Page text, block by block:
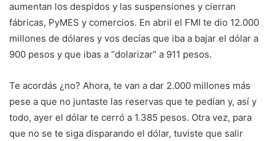
aumentan los despidos y las suspensiones y cierran
fábricas, PyMES y comercios. En abril el FMI te dio 12.000
millones de dólares y vos decías que iba a bajar el dólar a
900 pesos y que ibas a “dolarizar” a 911 pesos.
Te acordás ¿no? Ahora, te van a dar 2.000 millones más
pese a que no juntaste las reservas que te pedían y, así y
todo, ayer el dólar te cerró a 1.385 pesos. Otra vez, para
que no se te siga disparando el dólar, tuviste que salir